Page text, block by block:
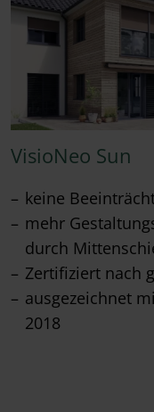
VisioNeo Sun
keine
mehr
durch
Zertifiziert nach
ausgezeichnet
2018